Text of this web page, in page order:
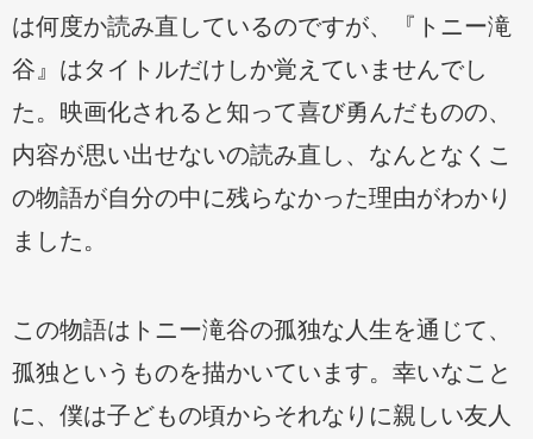
は何度か読み直しているのですが、『トニー滝
谷』はタイトルだけしか覚えていませんでし
た。映画化されると知って喜び勇んだものの、
内容が思い出せないの読み直し、なんとなくこ
の物語が自分の中に残らなかった理由がわかり
ました。
この物語はトニー滝谷の孤独な人生を通じて、
孤独というものを描かいています。幸いなこと
に、僕は子どもの頃からそれなりに親しい友人